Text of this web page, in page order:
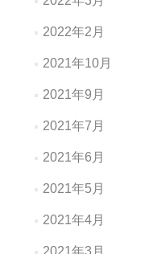
2022年2月
2021年10月
2021年9月
2021年7月
2021年6月
2021年5月
2021年4月